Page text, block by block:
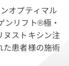
オプティマル
ンリフト®極・
ヌストキシン注
た患者様の施術